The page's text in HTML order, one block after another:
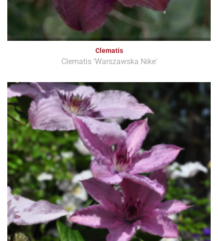
Clematis
Clematis 'Warszawska Nike'